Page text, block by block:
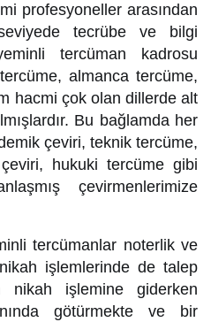
arasından
tecrübe ve bilgi
tercüman kadrosu
almanca tercüme,
hacmi çok olan dillerde alt
Bu bağlamda her
çeviri, teknik tercüme,
hukuki tercüme gibi
çevirmenlerimize
noterlik ve
işlemlerinde de talep
nikah işlemine giderken
götürmekte ve bir